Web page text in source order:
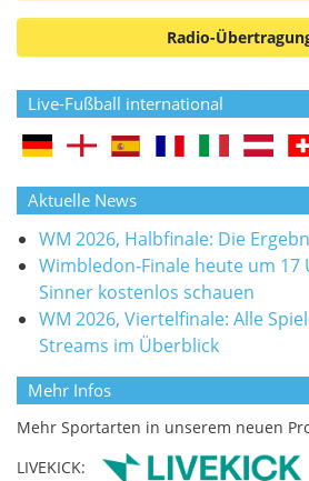
Radio-
Live-Fußball international
Aktuelle News
WM 2026, Halbfinale: Die
Wimbledon-Finale heute um 17
Sinner kostenlos schauen
WM 2026, Viertelfinale: Alle
Streams im Überblick
Mehr Infos
Mehr Sportarten in unserem neuen
LIVEKICK: